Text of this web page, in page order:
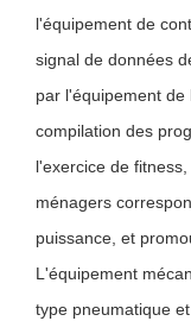
l'équipement de
signal de données
par l'équipement
compilation des
l'exercice de
ménagers
puissance, et
L'équipement
type pneumatique